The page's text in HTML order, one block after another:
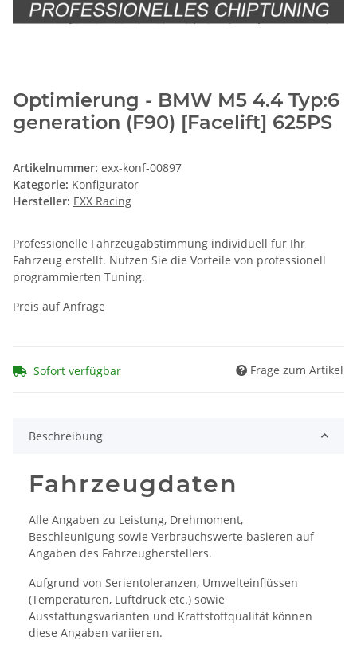
Optimierung - BMW M5 4.4 Typ:6
generation (F90) [Facelift] 625PS
Artikelnummer: exx-konf-00897
Kategorie: Konfigurator
Hersteller: EXX Racing
Professionelle Fahrzeugabstimmung individuell für Ihr
Fahrzeug erstellt. Nutzen Sie die Vorteile von professionell
programmierten Tuning.
Preis auf Anfrage
Sofort verfügbar Frage zum Artikel
Beschreibung
Fahrzeugdaten
Alle Angaben zu Leistung, Drehmoment,
Beschleunigung sowie Verbrauchswerte basieren auf
Angaben des Fahrzeugherstellers.
Aufgrund von Serientoleranzen, Umwelteinflüssen
(Temperaturen, Luftdruck etc.) sowie
Ausstattungsvarianten und Kraftstoffqualität können
diese Angaben variieren.